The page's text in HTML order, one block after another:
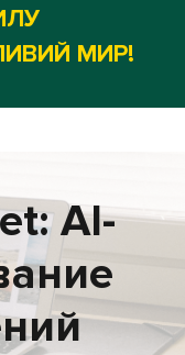
МИР!
AI-